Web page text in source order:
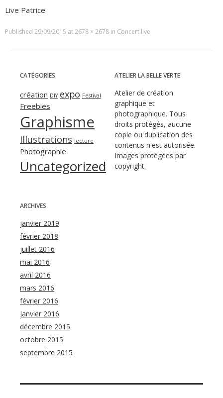
Live Patrice
Published 29/09/2015 at2678 × 2678 in Concert live
CATÉGORIES
création DIY expo Festival
Freebies
Graphisme
Illustrations lecture
Photographie
Uncategorized
ATELIER LA BELLE VERTE
Atelier de création
graphique et
photographique. Tous
droits protégés, aucune
copie ou duplication des
contenus n'est autorisée.
Images protégées par
copyright.
ARCHIVES
janvier 2019
février 2018
juillet 2016
mai 2016
avril 2016
mars 2016
février 2016
janvier 2016
décembre 2015
octobre 2015
septembre 2015